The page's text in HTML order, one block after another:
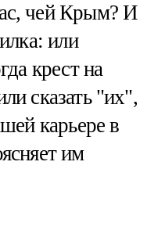
чей Крым? И
или
крест на
сказать "их",
карьере в
им